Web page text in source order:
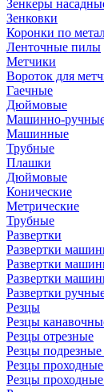
Зенкеры
Зенковки
Коронки по
Ленточные пилы
Метчики
Вороток для
Гаечные
Дюймовые
Машинно-
Машинные
Трубные
Плашки
Дюймовые
Конические
Метрические
Трубные
Развертки
Развертки
Развертки
Развертки
Развертки
Резцы
Резцы
Резцы отрезные
Резцы
Резцы
Резцы